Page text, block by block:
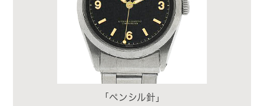
「ペンシル針」